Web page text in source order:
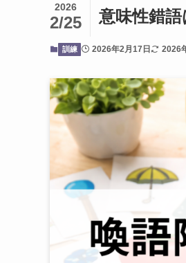
意味性錯
2026
2/25
訓練 2026年2月17日 2026